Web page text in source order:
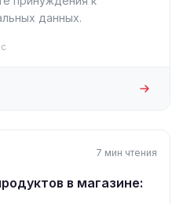
данных.
7 мин чтения
в магазине: